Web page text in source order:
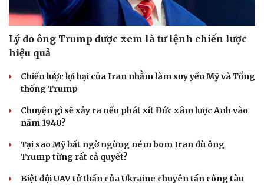
Lý do ông Trump được xem là tư lệnh chiến lược
hiệu quả
Chiến lược lợi hại của Iran nhằm làm suy yếu Mỹ và Tổng
thống Trump
Chuyện gì sẽ xảy ra nếu phát xít Đức xâm lược Anh vào
năm 1940?
Tại sao Mỹ bất ngờ ngừng ném bom Iran dù ông
Trump từng rất cả quyết?
Biệt đội UAV tử thần của Ukraine chuyên tấn công tàu